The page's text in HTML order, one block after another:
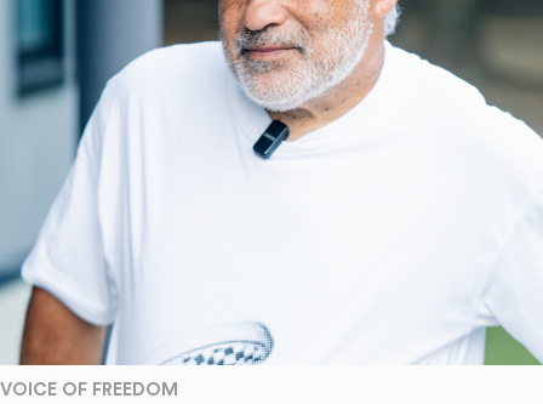
VOICE OF FREEDOM